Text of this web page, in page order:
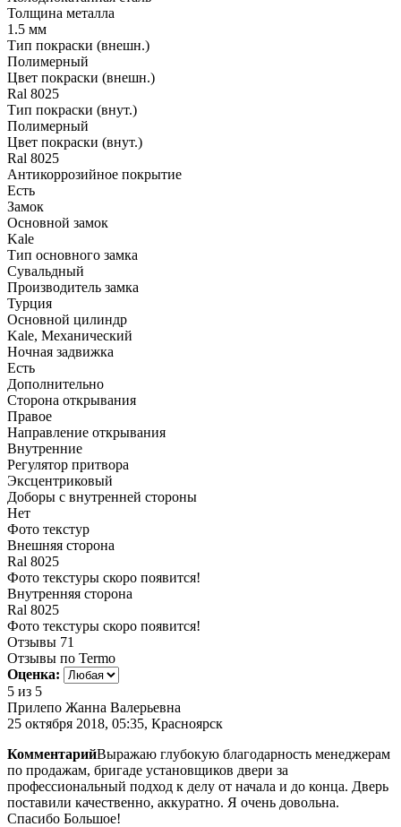
Толщина металла
1.5 мм
Тип покраски (внешн.)
Полимерный
Цвет покраски (внешн.)
Ral 8025
Тип покраски (внут.)
Полимерный
Цвет покраски (внут.)
Ral 8025
Антикоррозийное покрытие
Есть
Замок
Основной замок
Kale
Тип основного замка
Сувальдный
Производитель замка
Турция
Основной цилиндр
Kale, Механический
Ночная задвижка
Есть
Дополнительно
Сторона открывания
Правое
Направление открывания
Внутренние
Регулятор притвора
Эксцентриковый
Доборы с внутренней стороны
Нет
Фото текстур
Внешняя сторона
Ral 8025
Фото текстуры скоро появится!
Внутренняя сторона
Ral 8025
Фото текстуры скоро появится!
Отзывы 71
Отзывы по Termo
Оценка:
5 из 5
Прилепо Жанна Валерьевна
25 октября 2018, 05:35, Красноярск
КомментарийВыражаю глубокую благодарность менеджерам
по продажам, бригаде установщиков двери за
профессиональный подход к делу от начала и до конца. Дверь
поставили качественно, аккуратно. Я очень довольна.
Спасибо Большое!